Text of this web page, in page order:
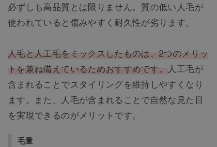
必ずしも高品質とは限りません。質の低い人毛が
使われていると傷みやすく耐久性が劣ります。
人毛と人工毛をミックスしたものは、2つのメリッ
トを兼ね備えているためおすすめです。 人工毛が
含まれることでスタイリングを維持しやすくなり
ます。また、人毛が含まれることで自然な見た目
を実現できるのがメリットです。
毛量